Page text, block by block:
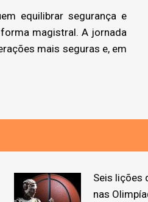
equilibrar segurança e
magistral. A jornada
mais seguras e, em
Seis lições
nas